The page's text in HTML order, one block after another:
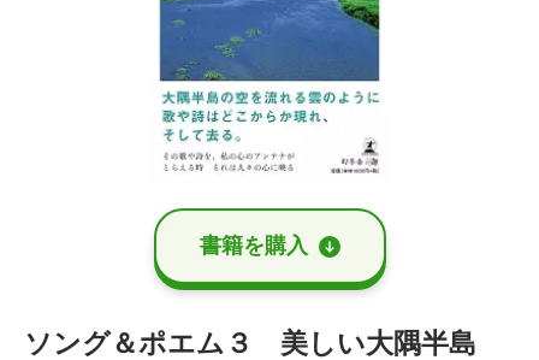
書籍を購⼊
ソング＆ポエム３ 美しい大隅半島